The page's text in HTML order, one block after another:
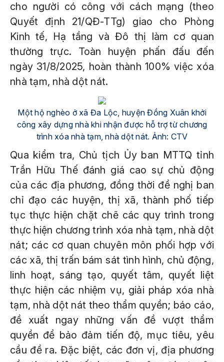
cho người có công với cách mạng (theo
Quyết định 21/QĐ-TTg) giao cho Phòng
Kinh tế, Hạ tầng và Đô thị làm cơ quan
thường trực. Toàn huyện phấn đấu đến
ngày 31/8/2025, hoàn thành 100% việc xóa
nhà tạm, nhà dột nát.
Một hộ nghèo ở xã Đa Lộc, huyện Đồng Xuân khởi
công xây dựng nhà khi nhận được hỗ trợ từ chương
trình xóa nhà tạm, nhà dột nát. Ảnh: CTV
Qua kiểm tra, Chủ tịch Ủy ban MTTQ tỉnh
Trần Hữu Thế đánh giá cao sự chủ động
của các địa phương, đồng thời đề nghị ban
chỉ đạo các huyện, thị xã, thành phố tiếp
tục thực hiện chặt chẽ các quy trình trong
thực hiện chương trình xóa nhà tạm, nhà dột
nát; các cơ quan chuyên môn phối hợp với
các xã, thị trấn bám sát tình hình, chủ động,
linh hoạt, sáng tạo, quyết tâm, quyết liệt
thực hiện các nhiệm vụ, giải pháp xóa nhà
tạm, nhà dột nát theo thẩm quyền; báo cáo,
đề xuất ngay những vấn đề vượt thẩm
quyền để bảo đảm tiến độ, mục tiêu, yêu
cầu đề ra. Đặc biệt, các đơn vị, địa phương